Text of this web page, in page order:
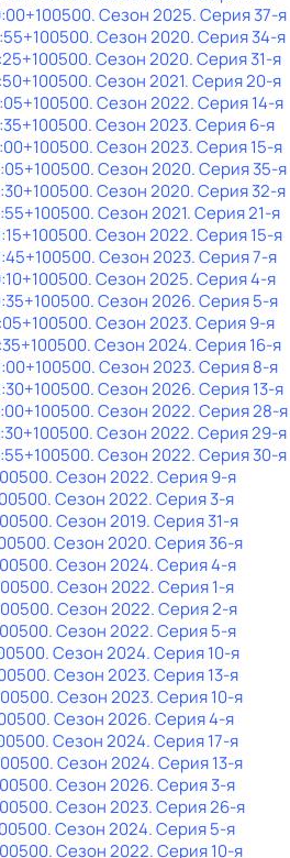
+100500. Сезон 2025. Серия 37-я
+100500. Сезон 2020. Серия 34-я
+100500. Сезон 2020. Серия 31-я
+100500. Сезон 2021. Серия 20-я
+100500. Сезон 2022. Серия 14-я
+100500. Сезон 2023. Серия 6-я
+100500. Сезон 2023. Серия 15-я
+100500. Сезон 2020. Серия 35-я
+100500. Сезон 2020. Серия 32-я
+100500. Сезон 2021. Серия 21-я
+100500. Сезон 2022. Серия 15-я
+100500. Сезон 2023. Серия 7-я
+100500. Сезон 2025. Серия 4-я
+100500. Сезон 2026. Серия 5-я
+100500. Сезон 2023. Серия 9-я
+100500. Сезон 2024. Серия 16-я
+100500. Сезон 2023. Серия 8-я
+100500. Сезон 2026. Серия 13-я
+100500. Сезон 2022. Серия 28-я
+100500. Сезон 2022. Серия 29-я
+100500. Сезон 2022. Серия 30-я
. Сезон 2022. Серия 9-я
. Сезон 2022. Серия 3-я
. Сезон 2019. Серия 31-я
. Сезон 2020. Серия 36-я
. Сезон 2024. Серия 4-я
. Сезон 2022. Серия 1-я
. Сезон 2022. Серия 2-я
. Сезон 2022. Серия 5-я
. Сезон 2024. Серия 10-я
. Сезон 2023. Серия 13-я
. Сезон 2023. Серия 10-я
. Сезон 2026. Серия 4-я
. Сезон 2024. Серия 17-я
. Сезон 2024. Серия 13-я
. Сезон 2026. Серия 3-я
. Сезон 2023. Серия 26-я
. Сезон 2024. Серия 5-я
. Сезон 2022. Серия 10-я